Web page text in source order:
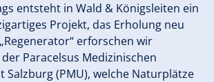
entsteht in Wald & Königsleiten ein
Projekt, das Erholung neu
erforschen wir
Paracelsus Medizinischen
Salzburg (PMU), welche Naturplätze